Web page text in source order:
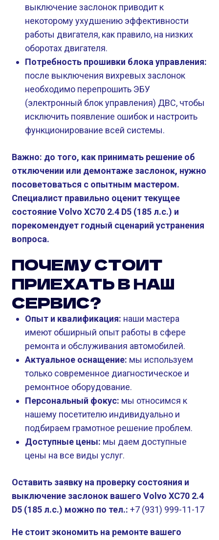
выключение заслонок приводит к
некоторому ухудшению эффективности
работы двигателя, как правило, на низких
оборотах двигателя.
Потребность прошивки блока управления:
после выключения вихревых заслонок
необходимо перепрошить ЭБУ
(электронный блок управления) ДВС, чтобы
исключить появление ошибок и настроить
функционирование всей системы.
Важно: до того, как принимать решение об
отключении или демонтаже заслонок, нужно
посоветоваться с опытным мастером.
Специалист правильно оценит текущее
состояние Volvo XC70 2.4 D5 (185 л.с.) и
порекомендует годный сценарий устранения
вопроса.
ПОЧЕМУ СТОИТ
ПРИЕХАТЬ В НАШ
СЕРВИС?
Опыт и квалификация: наши мастера
имеют обширный опыт работы в сфере
ремонта и обслуживания автомобилей.
Актуальное оснащение: мы используем
только современное диагностическое и
ремонтное оборудование.
Персональный фокус: мы относимся к
нашему посетителю индивидуально и
подбираем грамотное решение проблем.
Доступные цены: мы даем доступные
цены на все виды услуг.
Оставить заявку на проверку состояния и
выключение заслонок вашего Volvo XC70 2.4
D5 (185 л.с.) можно по тел.: +7 (931) 999-11-17
Не стоит экономить на ремонте вашего